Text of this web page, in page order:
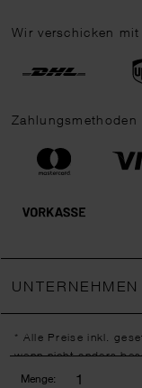
Menge:
Wir verschicken mit
Zahlungsmethoden
UNTERNEHMEN
* Alle Preise inkl.
wenn nicht anders
** Jede:r Abonnent:in